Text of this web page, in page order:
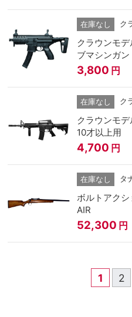
在庫なし ク
クラウンモ
ブマシンガ
3,800 円
在庫なし ク
クラウンモ
10才以上用
4,700 円
在庫なし タ
ボルトアク
AIR
52,300 円
1 2